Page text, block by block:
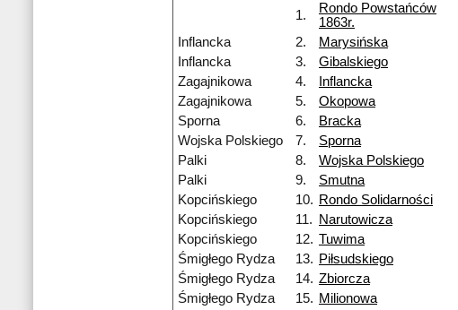
1.
Rondo Powstańców
1863r.
Inflancka 2. Marysińska
Inflancka
3. Gibalskiego
Zagajnikowa
4. Inflancka
Zagajnikowa
5. Okopowa
Sporna
6. Bracka
Wojska Polskiego
7. Sporna
Palki
8. Wojska Polskiego
Palki
9. Smutna
Kopcińskiego
10. Rondo Solidarności
Kopcińskiego
11. Narutowicza
Kopcińskiego
12. Tuwima
Śmigłego Rydza
13. Piłsudskiego
Śmigłego Rydza
14. Zbiorcza
Śmigłego Rydza
15. Milionowa